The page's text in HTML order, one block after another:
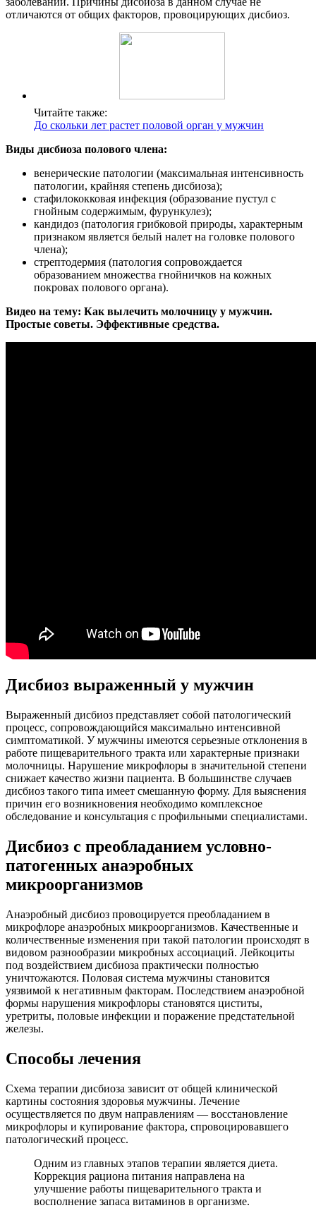
отличаются от общих факторов, провоцирующих дисбиоз.
Читайте также:
До скольки лет растет половой орган у мужчин
Виды дисбиоза полового члена:
венерические патологии (максимальная интенсивность
патологии, крайняя степень дисбиоза);
стафилококковая инфекция (образование пустул с
гнойным содержимым, фурункулез);
кандидоз (патология грибковой природы, характерным
признаком является белый налет на головке полового
члена);
стрептодермия (патология сопровождается
образованием множества гнойничков на кожных
покровах полового органа).
Видео на тему: Как вылечить молочницу у мужчин.
Простые советы. Эффективные средства.
Дисбиоз выраженный у мужчин
Выраженный дисбиоз представляет собой патологический
процесс, сопровождающийся максимально интенсивной
симптоматикой. У мужчины имеются серьезные отклонения в
работе пищеварительного тракта или характерные признаки
молочницы. Нарушение микрофлоры в значительной степени
снижает качество жизни пациента. В большинстве случаев
дисбиоз такого типа имеет смешанную форму. Для выяснения
причин его возникновения необходимо комплексное
обследование и консультация с профильными специалистами.
Дисбиоз с преобладанием условно-
патогенных анаэробных
микроорганизмов
Анаэробный дисбиоз провоцируется преобладанием в
микрофлоре анаэробных микроорганизмов. Качественные и
количественные изменения при такой патологии происходят в
видовом разнообразии микробных ассоциаций. Лейкоциты
под воздействием дисбиоза практически полностью
уничтожаются. Половая система мужчины становится
уязвимой к негативным факторам. Последствием анаэробной
формы нарушения микрофлоры становятся циститы,
уретриты, половые инфекции и поражение предстательной
железы.
Способы лечения
Схема терапии дисбиоза зависит от общей клинической
картины состояния здоровья мужчины. Лечение
осуществляется по двум направлениям — восстановление
микрофлоры и купирование фактора, спровоцировавшего
патологический процесс.
Одним из главных этапов терапии является диета.
Коррекция рациона питания направлена на
улучшение работы пищеварительного тракта и
восполнение запаса витаминов в организме.